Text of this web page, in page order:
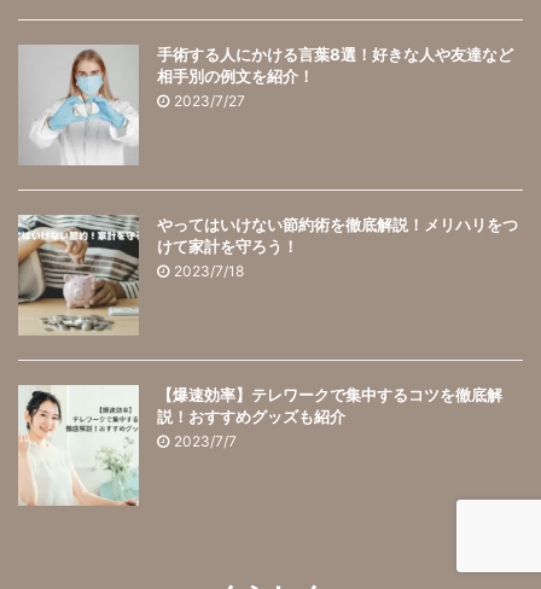
手術する人にかける言葉8選！好きな人や友達など
相手別の例文を紹介！
2023/7/27
やってはいけない節約術を徹底解説！メリハリをつ
けて家計を守ろう！
2023/7/18
【爆速効率】テレワークで集中するコツを徹底解
説！おすすめグッズも紹介
2023/7/7